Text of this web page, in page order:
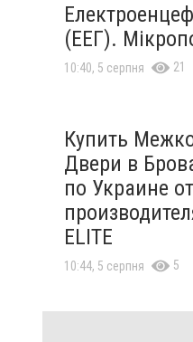
(ЕЕГ).
10:40, 5 серпня 21
Купить
Двери в
по Украине от
ELITE
10:44, 5 серпня 5